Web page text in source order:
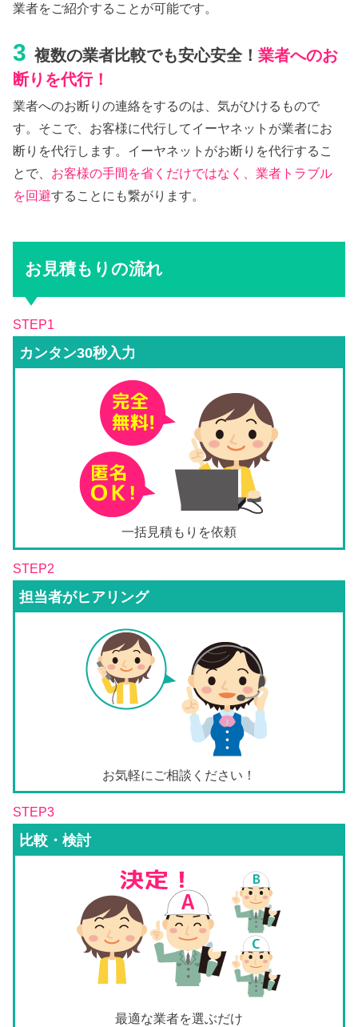
業者をご紹介することが可能です。
3 複数の業者比較でも安心安全！業者へのお
断りを代行！
業者へのお断りの連絡をするのは、気がひけるもので
す。そこで、お客様に代行してイーヤネットが業者にお
断りを代行します。イーヤネットがお断りを代行するこ
とで、 お客様の手間を省くだけではなく、業者トラブル
を回避することにも繋がります。
お見積もりの流れ
STEP1
カンタン30秒入力
一括見積もりを依頼
STEP2
担当者がヒアリング
お気軽にご相談ください！
STEP3
比較・検討
最適な業者を選ぶだけ